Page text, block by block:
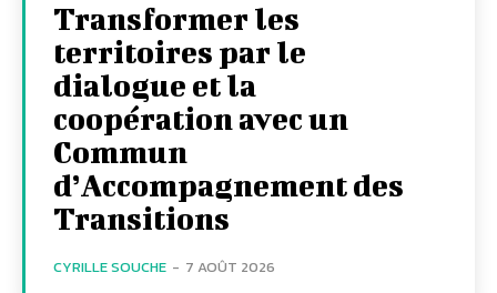
Transformer les
territoires par le
dialogue et la
coopération avec un
Commun
d’Accompagnement des
Transitions
CYRILLE SOUCHE - 7 AOÛT 2026